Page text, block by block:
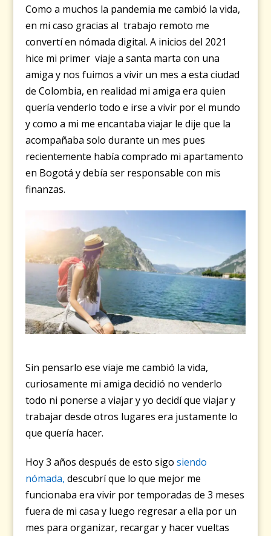
Como a muchos la pandemia me cambió la vida,
en mi caso gracias al trabajo remoto me
convertí en nómada digital. A inicios del 2021
hice mi primer viaje a santa marta con una
amiga y nos fuimos a vivir un mes a esta ciudad
de Colombia, en realidad mi amiga era quien
quería venderlo todo e irse a vivir por el mundo
y como a mi me encantaba viajar le dije que la
acompañaba solo durante un mes pues
recientemente había comprado mi apartamento
en Bogotá y debía ser responsable con mis
finanzas.
Sin pensarlo ese viaje me cambió la vida,
curiosamente mi amiga decidió no venderlo
todo ni ponerse a viajar y yo decidí que viajar y
trabajar desde otros lugares era justamente lo
que quería hacer.
Hoy 3 años después de esto sigosiendo
nómada, descubrí que lo que mejor me
funcionaba era vivir por temporadas de 3 meses
fuera de mi casa y luego regresar a ella por un
mes para organizar, recargar y hacer vueltas